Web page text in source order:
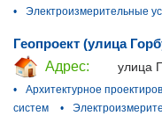
•
Электроизмерительные
Геопроект (улица
Адрес:
улица
•
Архитектурное
систем
•